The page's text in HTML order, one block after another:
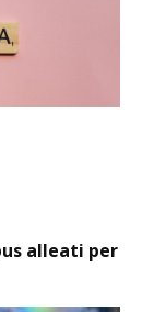
alleati per